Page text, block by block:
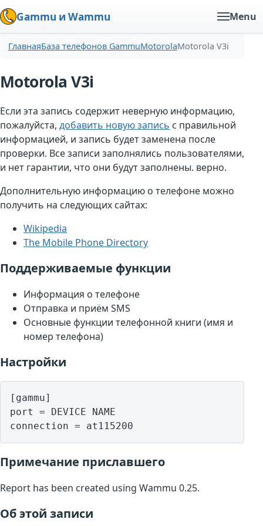
Gammu и Wammu Menu
ГлавнаяБаза телефонов GammuMotorolaMotorola V3i
Motorola V3i
Если эта запись содержит неверную информацию,
пожалуйста, добавить новую запись с правильной
информацией, и запись будет заменена после
проверки. Все записи заполнялись пользователями,
и нет гарантии, что они будут заполнены. верно.
Дополнительную информацию о телефоне можно
получить на следующих сайтах:
Wikipedia
The Mobile Phone Directory
Поддерживаемые функции
Информация о телефоне
Отправка и приём SMS
Основные функции телефонной книги (имя и
номер телефона)
Настройки
[gammu]
port = DEVICE NAME
Примечание приславшего
Report has been created using Wammu 0.25.
Об этой записи